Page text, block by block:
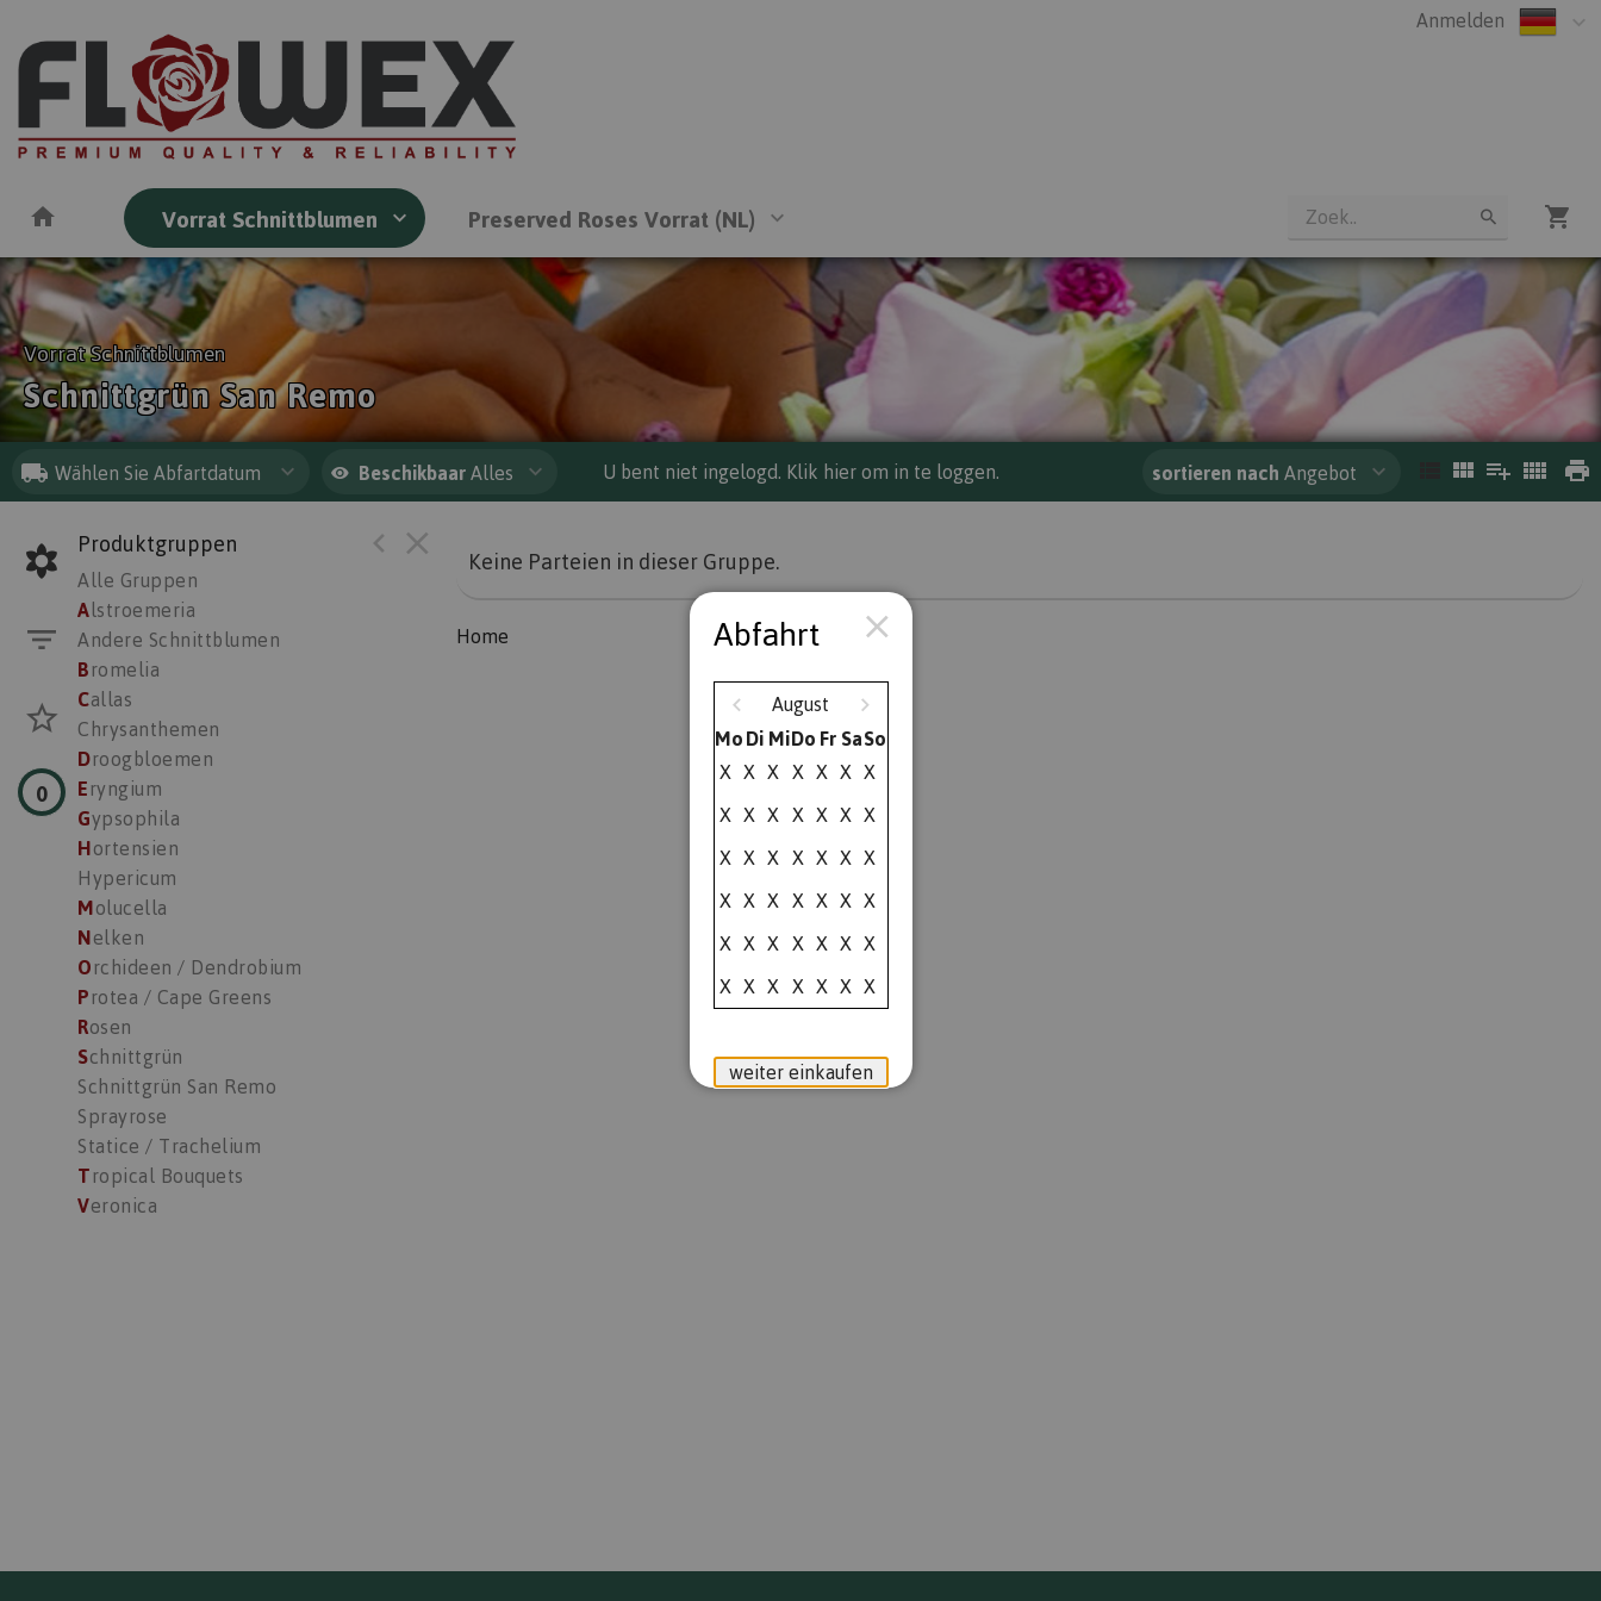
Anmelden
Vorrat Schnittblumen Preserved Roses Vorrat (NL)
Vorrat Schnittblumen
Schnittgrün San Remo
Wählen Sie Abfartdatum Beschikbaar Alles U bent niet ingelogd. Klik hier om in te loggen. sortieren nach Angebot
0
Produktgruppen
Alle Gruppen
Alstroemeria
Andere Schnittblumen
B romelia
Callas
Chrysanthemen
Droogbloemen
E ryngium
Gypsophila
Hortensien
Hypericum
Molucella
Nelken
O rchideen / Dendrobium
P rotea / Cape Greens
Rosen
Schnittgrün
Schnittgrün San Remo
Sprayrose
Statice / Trachelium
T ropical Bouquets
Veronica
Keine Parteien in dieser Gruppe.
Home Abfahrt
August
Mo Di MiDo Fr SaSo
X X X X X X X
X X X X X X X
X X X X X X X
X X X X X X X
X X X X X X X
X X X X X X X
weiter einkaufen